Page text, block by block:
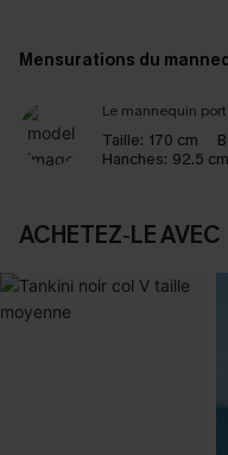
Mensurations du
Le mannequin
Taille: 170 cm
Hanches: 92.5 cm
ACHETEZ‑LE AVEC